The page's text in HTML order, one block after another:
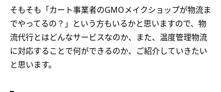
そもそも「カート事業者のGMOメイクショップが物流ま
でやってるの？」という方もいるかと思いますので、物
流代行とはどんなサービスなのか、また、温度管理物流
に対応することで何ができるのか、ご紹介していきたい
と思います。